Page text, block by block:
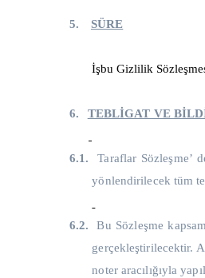
5. SÜRE
İşbu Gizlilik
6. TEBLİGAT VE
6.1.
Taraflar Sözleşme’
yönlendirilecek tüm
6.2.
Bu Sözleşme
gerçekleştirilecektir.
noter aracılığıyla